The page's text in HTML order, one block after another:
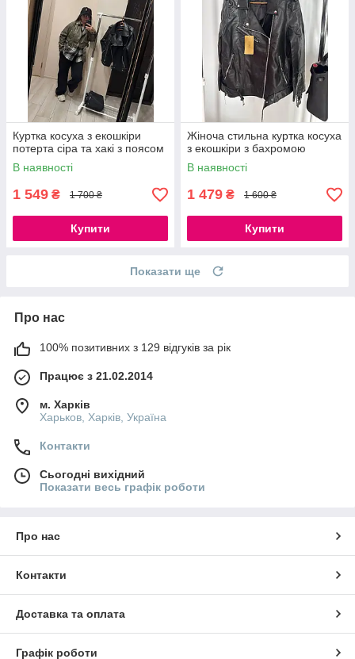
Куртка косуха з екошкіри
потерта сіра та хакі з поясом
В наявності
1 549 ₴ 1 700 ₴
Купити
Жіноча стильна куртка косуха
з екошкіри з бахромою
В наявності
1 479 ₴ 1 600 ₴
Купити
Показати ще
Про нас
100% позитивних з 129 відгуків за рік
Працює з 21.02.2014
м. Харків
Харьков, Харків, Україна
Контакти
Сьогодні вихідний
Показати весь графік роботи
Про нас
Контакти
Доставка та оплата
Графік роботи